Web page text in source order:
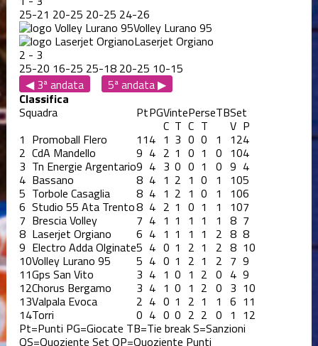
25-21 20-25 20-25 24-26
Volley Lurano 95
Laserjet Orgiano
2 - 3
25-20 16-25 25-18 20-25 10-15
◀ 3ª andata
5ª andata ▶
Classifica
Squadra PtPGVintePerseTBSet
C T C T V P
1 Promoball Flero 114 1 3 0 0 1 124
2 CdA Mandello 9 4 2 1 0 1 0 104
3 Tn Energie Argentario9 4 3 0 0 1 0 9 4
4 Bassano 8 4 1 2 1 0 1 105
5 Torbole Casaglia 8 4 1 2 1 0 1 106
6 Studio 55 Ata Trento8 4 2 1 0 1 1 107
7 Brescia Volley 7 4 1 1 1 1 1 8 7
8 Laserjet Orgiano 6 4 1 1 1 1 2 8 8
9 Electro Adda Olginate5 4 0 1 2 1 2 8 10
10Volley Lurano 95 5 4 0 1 2 1 2 7 9
11Gps San Vito 3 4 1 0 1 2 0 4 9
12Chorus Bergamo 3 4 1 0 1 2 0 3 10
13Valpala Evoca 2 4 0 1 2 1 1 6 11
14Torri 0 4 0 0 2 2 0 1 12
Pt=Punti PG=Giocate TB=Tie breakS=Sanzioni
QS=Quoziente Set QP=Quoziente Punti